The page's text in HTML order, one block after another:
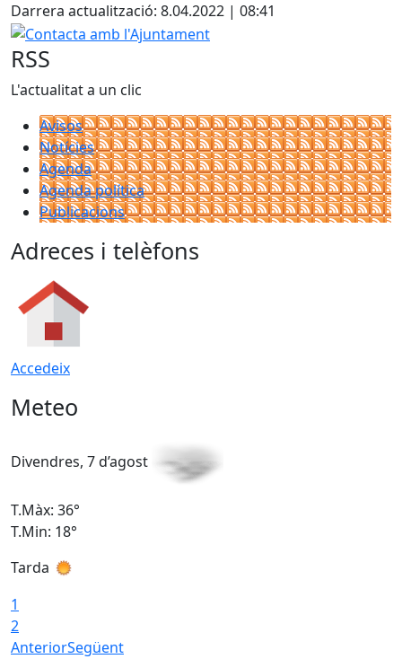
Darrera actualització: 8.04.2022 | 08:41
Contacta amb l'Ajuntament
RSS
L'actualitat a un clic
Avisos
Notícies
Agenda
Agenda política
Publicacions
Adreces i telèfons
Accedeix
Meteo
Divendres, 7 d’agost
T.Màx: 36°
T.Min: 18°
Tarda
1
2
AnteriorSegüent